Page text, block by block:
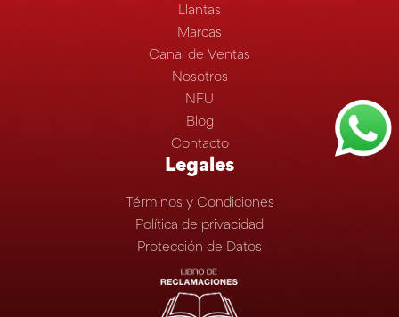
Llantas
Marcas
Canal de Ventas
Nosotros
NFU
Blog
Contacto
Legales
Términos y Condiciones
Política de privacidad
Protección de Datos